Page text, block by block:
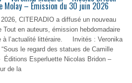
Molay – Émission du 30 juin 2026
2026, CITERADIO a diffusé un nouveau
Tout en auteurs, émission hebdomadaire
à l’actualité littéraire. Invités : Veronika
“Sous le regard des statues de Camille
Éditions Esperluette Nicolas Bridon –
de la